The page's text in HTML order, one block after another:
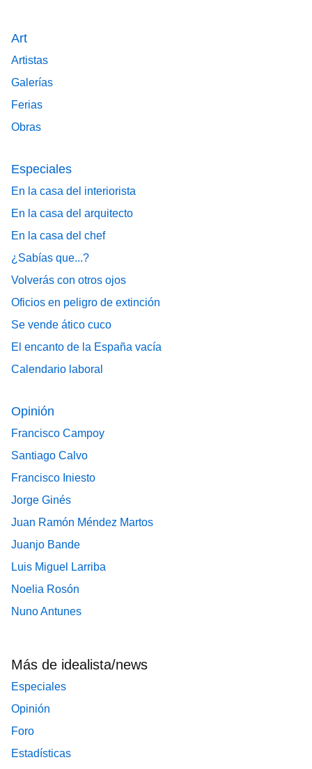
Art
Artistas
Galerías
Ferias
Obras
Especiales
En la casa del interiorista
En la casa del arquitecto
En la casa del chef
¿Sabías que...?
Volverás con otros ojos
Oficios en peligro de extinción
Se vende ático cuco
El encanto de la España vacía
Calendario laboral
Opinión
Francisco Campoy
Santiago Calvo
Francisco Iniesto
Jorge Ginés
Juan Ramón Méndez Martos
Juanjo Bande
Luis Miguel Larriba
Noelia Rosón
Nuno Antunes
Más de idealista/news
Especiales
Opinión
Foro
Estadísticas